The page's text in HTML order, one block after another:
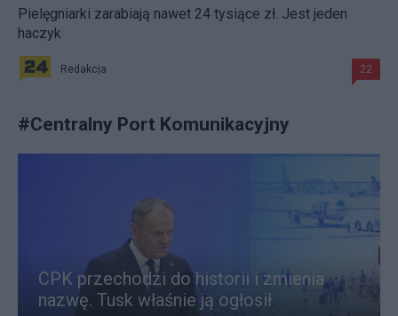
Pielęgniarki zarabiają nawet 24 tysiące zł. Jest jeden
haczyk
Redakcja 22
#Centralny Port Komunikacyjny
CPK przechodzi do historii i zmienia
nazwę. Tusk właśnie ją ogłosił